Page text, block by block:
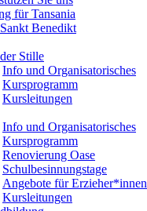
für Tansania
Benedikt
Stille
Info und Organisatorisches
Kursprogramm
Kursleitungen
Info und Organisatorisches
Kursprogramm
Renovierung Oase
Schulbesinnungstage
Angebote für Erzieher*innen
Kursleitungen